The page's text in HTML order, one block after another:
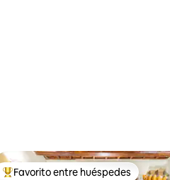
4.98 de 5; 132 evaluaciones
Favorito entre huéspedes